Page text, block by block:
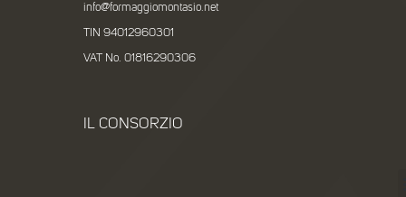
info@formaggiomontasio.net
TIN 94012960301
VAT No. 01816290306
IL CONSORZIO